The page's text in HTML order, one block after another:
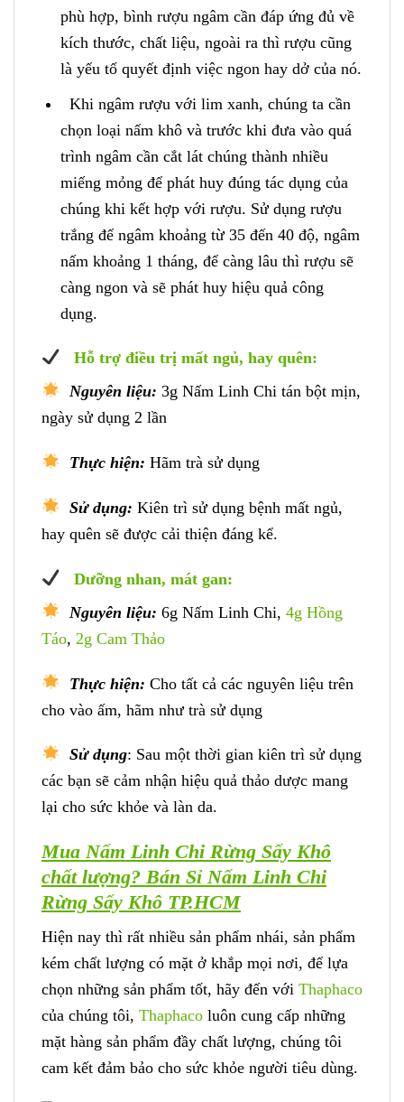
phù hợp, bình rượu ngâm cần đáp ứng đủ về
kích thước, chất liệu, ngoài ra thì rượu cũng
là yếu tố quyết định việc ngon hay dở của nó.
Khi ngâm rượu với lim xanh, chúng ta cần
chọn loại nấm khô và trước khi đưa vào quá
trình ngâm cần cắt lát chúng thành nhiều
miếng mỏng để phát huy đúng tác dụng của
chúng khi kết hợp với rượu. Sử dụng rượu
trắng để ngâm khoảng từ 35 đến 40 độ, ngâm
nấm khoảng 1 tháng, để càng lâu thì rượu sẽ
càng ngon và sẽ phát huy hiệu quả công
dụng.
Hỗ trợ điều trị mất ngủ, hay quên:
Nguyên liệu: 3g Nấm Linh Chi tán bột mịn,
ngày sử dụng 2 lần
Thực hiện: Hãm trà sử dụng
Sử dụng: Kiên trì sử dụng bệnh mất ngủ,
hay quên sẽ được cải thiện đáng kể.
Dưỡng nhan, mát gan:
Nguyên liệu: 6g Nấm Linh Chi, 4g Hồng
Táo, 2g Cam Thảo
Thực hiện: Cho tất cả các nguyên liệu trên
cho vào ấm, hãm như trà sử dụng
Sử dụng: Sau một thời gian kiên trì sử dụng
các bạn sẽ cảm nhận hiệu quả thảo dược mang
lại cho sức khỏe và làn da.
Mua Nấm Linh Chi Rừng Sấy Khô
chất lượng? Bán Sỉ Nấm Linh Chi
Rừng Sấy Khô TP.HCM
Hiện nay thì rất nhiều sản phẩm nhái, sản phẩm
kém chất lượng có mặt ở khắp mọi nơi, để lựa
chọn những sản phẩm tốt, hãy đến với Thaphaco
của chúng tôi, Thaphaco luôn cung cấp những
mặt hàng sản phẩm đầy chất lượng, chúng tôi
cam kết đảm bảo cho sức khỏe người tiêu dùng.